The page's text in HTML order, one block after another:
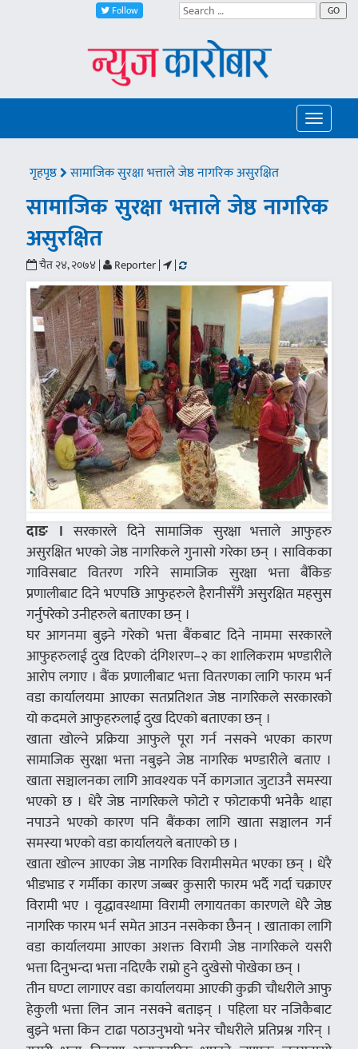
Follow GO
Toggle
गृहपृष्ठ सामाजिक सुरक्षा भत्ताले जेष्ठ नागरिक असुरक्षित
सामाजिक सुरक्षा भत्ताले जेष्ठ नागरिक
असुरक्षित
चैत २४, २०७४ | Reporter | |
दाङ । सरकारले दिने सामाजिक सुरक्षा भत्ताले आफुहरु
असुरक्षित भएको जेष्ठ नागरिकले गुनासो गरेका छन् । साविकका
गाविसबाट वितरण गरिने सामाजिक सुरक्षा भत्ता बैंकिङ
प्रणालीबाट दिने भएपछि आफुहरुले हैरानीसँगै असुरक्षित महसुस
गर्नुपरेको उनीहरुले बताएका छन् ।
घर आगनमा बुझ्ने गरेको भत्ता बैंकबाट दिने नाममा सरकारले
आफुहरुलाई दुख दिएको दंगिशरण–२ का शालिकराम भण्डारीले
आरोप लगाए । बैंक प्रणालीबाट भत्ता वितरणका लागि फारम भर्न
वडा कार्यालयमा आएका सतप्रतिशत जेष्ठ नागरिकले सरकारको
यो कदमले आफुहरुलाई दुख दिएको बताएका छन् ।
खाता खोल्ने प्रक्रिया आफुले पूरा गर्न नसक्ने भएका कारण
सामाजिक सुरक्षा भत्ता नबुझ्ने जेष्ठ नागरिक भण्डारीले बताए ।
खाता सञ्चालनका लागि आवश्यक पर्ने कागजात जुटाउनै समस्या
भएको छ । धेरै जेष्ठ नागरिकले फोटो र फोटाकपी भनेकै थाहा
नपाउने भएको कारण पनि बैंकका लागि खाता सञ्चालन गर्न
समस्या भएको वडा कार्यालयले बताएको छ ।
खाता खोल्न आएका जेष्ठ नागरिक विरामीसमेत भएका छन् । धेरै
भीडभाड र गर्मीका कारण जब्बर कुसारी फारम भर्दै गर्दा चक्राएर
विरामी भए । वृद्धावस्थामा विरामी लगायतका कारणले धेरै जेष्ठ
नागरिक फारम भर्न समेत आउन नसकेका छैनन् । खाताका लागि
वडा कार्यालयमा आएका अशक्त विरामी जेष्ठ नागरिकले यसरी
भत्ता दिनुभन्दा भत्ता नदिएकै राम्रो हुने दुखेसो पोखेका छन् ।
तीन घण्टा लागाएर वडा कार्यालयमा आएकी कुक्री चौधरीले आफु
हेकुली भत्ता लिन जान नसक्ने बताइन् । पहिला घर नजिकैबाट
बुझ्ने भत्ता किन टाढा पठाउनुभयो भनेर चौधरीले प्रतिप्रश्न गरिन् ।